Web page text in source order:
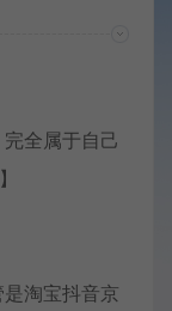
淘宝抖音京